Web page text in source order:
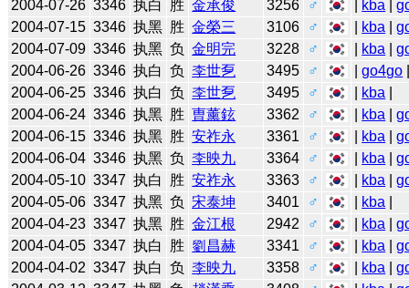
2004-07-26 3346 执白 胜 金承俊 3256 ♂ kba |
2004-07-15 3346 执黑 胜 金榮三 3106 ♂ kba |
2004-07-09 3346 执黑 负 金明完 3228 ♂ kba |
2004-06-26 3346 执白 负 李世乭 3495 ♂ |go4go
2004-06-25 3346 执白 负 李世乭 3495 ♂ kba
2004-06-24 3346 执黑 胜 曺薰鉉 3362 ♂ kba |
2004-06-15 3346 执黑 胜 安祚永 3361 ♂ kba |
2004-06-04 3346 执黑 负 李映九 3364 ♂ kba |
2004-05-10 3347 执白 胜 安祚永 3363 ♂ kba |
2004-05-06 3347 执黑 负 宋泰坤 3401 ♂ kba
2004-04-23 3347 执黑 胜 金江根 2942 ♂ kba |
2004-04-05 3347 执白 胜 劉昌赫 3341 ♂ kba |
2004-04-02 3347 执白 负 李映九 3358 ♂ kba |